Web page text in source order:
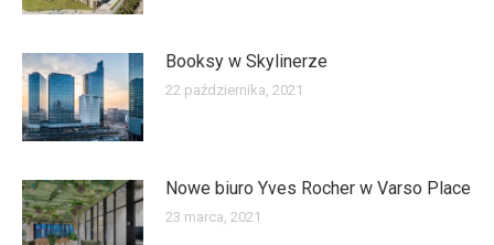
Booksy w Skylinerze
22 października, 2021
Nowe biuro Yves Rocher w Varso Place
23 marca, 2021